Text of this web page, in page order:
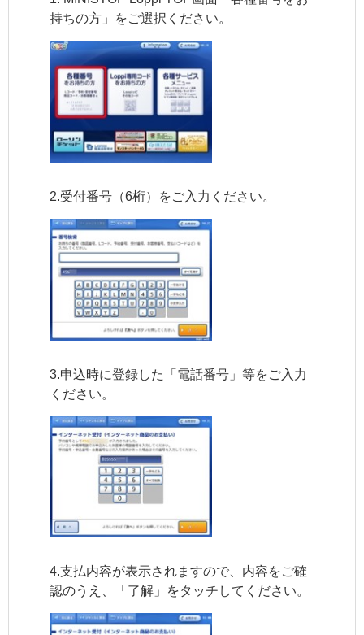
持ちの方」をご選択ください。
2.受付番号（6桁）をご入力ください。
3.申込時に登録した「電話番号」等をご入力
ください。
4.支払内容が表示されますので、内容をご確
認のうえ、「了解」をタッチしてください。